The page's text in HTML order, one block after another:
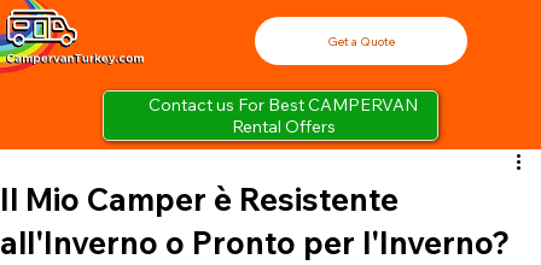
Contact us For Best CAMPERVAN
Rental Offers
Get a Quote
Il Mio Camper è Resistente
all'Inverno o Pronto per l'Inverno?